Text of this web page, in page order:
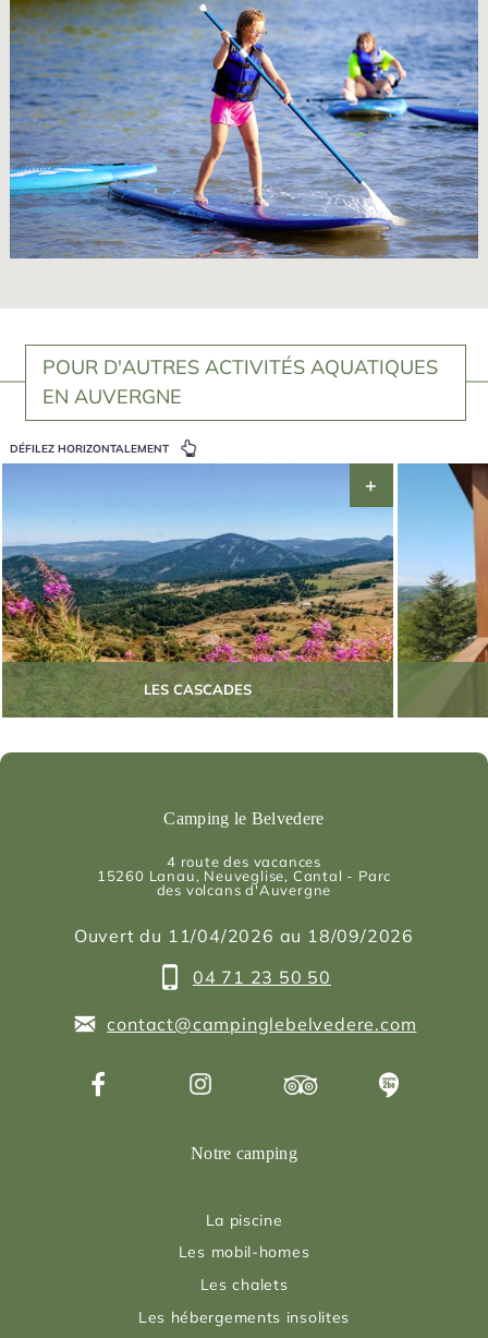
POUR D'AUTRES ACTIVITÉS AQUATIQUES
EN AUVERGNE
DÉFILEZ HORIZONTALEMENT
LES CASCADES
Camping le Belvedere
4 route des vacances
15260 Lanau, Neuveglise, Cantal - Parc
des volcans d'Auvergne
Ouvert du 11/04/2026 au 18/09/2026
04 71 23 50 50
contact@campinglebelvedere.com
Notre camping
La piscine
Les mobil-homes
Les chalets
Les hébergements insolites